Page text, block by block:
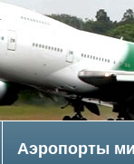
Аэропорты